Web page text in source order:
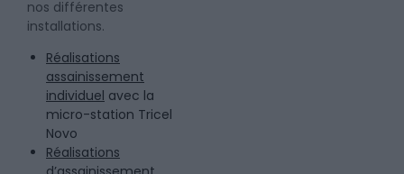
nos différentes
installations.
Réalisations
assainissement
individuel avec la
micro-station Tricel
Novo
Réalisations